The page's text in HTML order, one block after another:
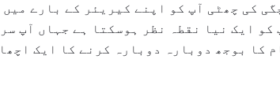
کی چھٹی آپ کو اپنے کیریئر کے بارے
کو ایک نیا نقطہ نظر ہوسکتا ہے جہاں آپ
کا بوجھ دوبارہ دوبارہ کرنے کا ایک